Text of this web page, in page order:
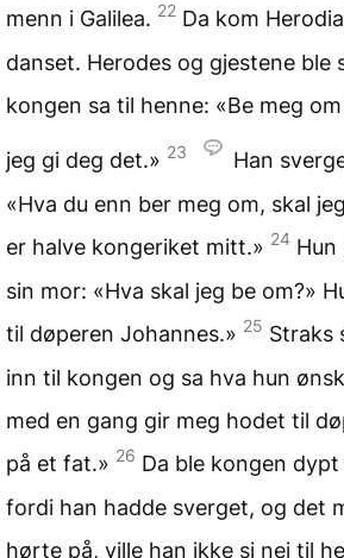
menn i Galilea. 22 Da kom
danset. Herodes og gjestene ble
kongen sa til henne: «Be meg
jeg gi deg det.» 23
Han
«Hva du enn ber meg om, skal
er halve kongeriket mitt.» 24
sin mor: «Hva skal jeg be om?»
til døperen Johannes.» 25 Straks
inn til kongen og sa hva hun
med en gang gir meg hodet til
på et fat.» 26 Da ble kongen
fordi han hadde sverget, og det
hørte på, ville han ikke si nei til